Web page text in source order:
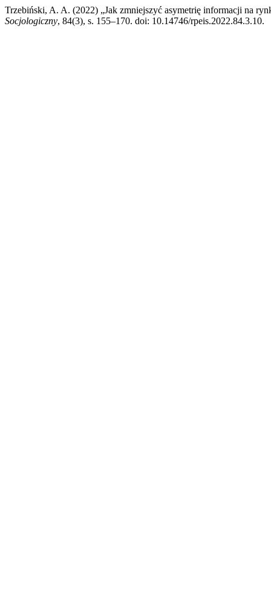
Trzebiński, A. A. (2022) „Jak zmniejszyć asymetrię informacji na
Socjologiczny, 84(3), s. 155–170. doi: 10.14746/rpeis.2022.84.3.10.